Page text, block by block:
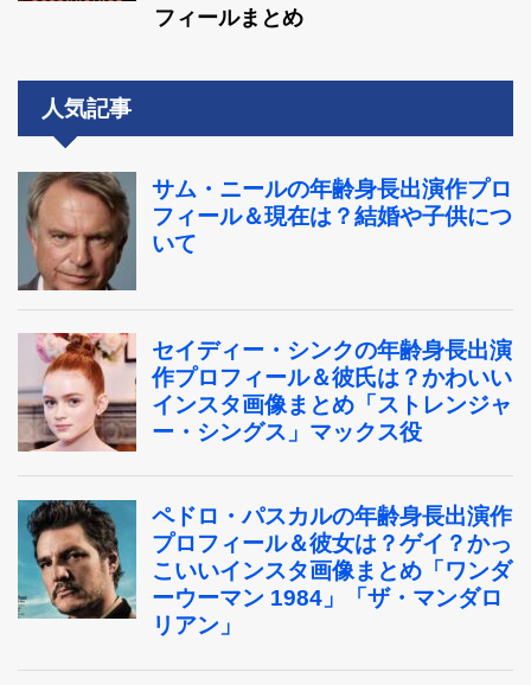
フィールまとめ
人気記事